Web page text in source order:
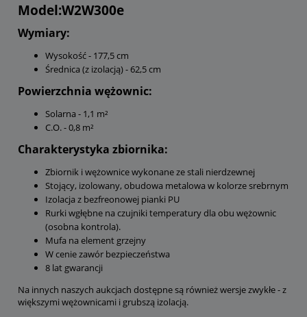
Model:W2W300e
Wymiary:
Wysokość - 177,5 cm
Średnica (z izolacją) - 62,5 cm
Powierzchnia wężownic:
Solarna - 1,1 m²
C.O. - 0,8 m²
Charakterystyka zbiornika:
Zbiornik i wężownice wykonane ze stali nierdzewnej
Stojący, izolowany, obudowa metalowa w kolorze srebrnym
Izolacja z bezfreonowej pianki PU
Rurki wgłębne na czujniki temperatury dla obu wężownic
(osobna kontrola).
Mufa na element grzejny
W cenie zawór bezpieczeństwa
8 lat gwarancji
Na innych naszych aukcjach dostępne są również wersje zwykłe - z
większymi wężownicami i grubszą izolacją.